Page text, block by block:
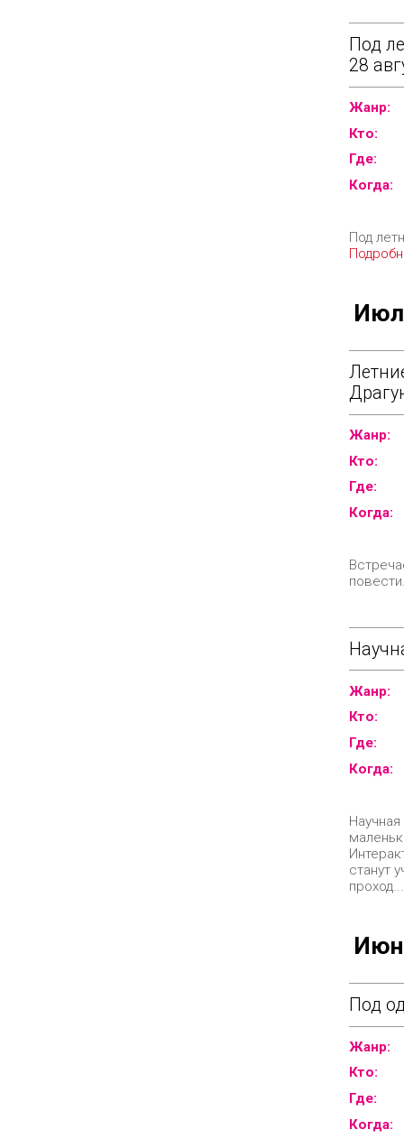
Под
28
Жанр:
Кто:
Где:
Когда:
Под
Жанр:
Кто:
Где:
Когда:
Жанр:
Кто:
Где:
Когда:
станут
Под
Жанр:
Кто:
Где:
Когда: